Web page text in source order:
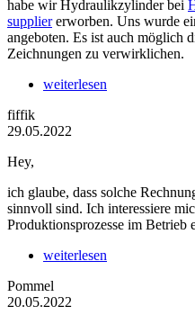
habe wir Hydraulikzylinder bei
suppliererworben. Uns wurde
angeboten. Es ist auch möglich
Zeichnungen zu verwirklichen.
weiterlesen
fiffik
29.05.2022
Hey,
ich glaube, dass solche
sinnvoll sind. Ich interessiere
Produktionsprozesse im Betrieb
weiterlesen
Pommel
20.05.2022